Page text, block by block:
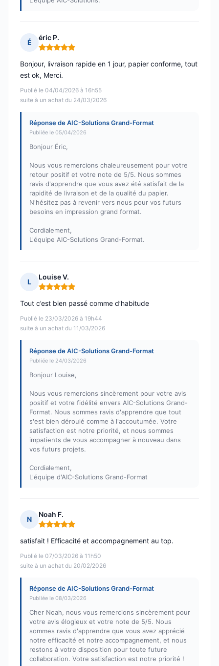
É
éric P.
Note : 5 sur 5
Publié le 04/04/2026 à 16h55
suite à un achat du 24/03/2026
Bonjour, livraison rapide en 1 jour, papier conforme, tout
est ok, Merci.
Réponse de AIC-Solutions Grand-Format
Publiée le 05/04/2026
Bonjour Éric,
Nous vous remercions chaleureusement pour votre
retour positif et votre note de 5/5. Nous sommes
ravis d'apprendre que vous avez été satisfait de la
rapidité de livraison et de la qualité du papier.
N'hésitez pas à revenir vers nous pour vos futurs
besoins en impression grand format.
Cordialement,
L'équipe AIC-Solutions Grand-Format.
L
Louise V.
Note : 5 sur 5
Publié le 23/03/2026 à 19h44
suite à un achat du 11/03/2026
Tout c’est bien passé comme d’habitude
Réponse de AIC-Solutions Grand-Format
Publiée le 24/03/2026
Bonjour Louise,
Nous vous remercions sincèrement pour votre avis
positif et votre fidélité envers AIC-Solutions Grand-
Format. Nous sommes ravis d'apprendre que tout
s'est bien déroulé comme à l'accoutumée. Votre
satisfaction est notre priorité, et nous sommes
impatients de vous accompagner à nouveau dans
vos futurs projets.
Cordialement,
L'équipe d'AIC-Solutions Grand-Format
N
Noah F.
Note : 5 sur 5
Publié le 07/03/2026 à 11h50
suite à un achat du 20/02/2026
satisfait ! Efficacité et accompagnement au top.
Réponse de AIC-Solutions Grand-Format
Publiée le 08/03/2026
Cher Noah, nous vous remercions sincèrement pour
votre avis élogieux et votre note de 5/5. Nous
sommes ravis d'apprendre que vous avez apprécié
notre efficacité et notre accompagnement, et nous
restons à votre disposition pour toute future
collaboration. Votre satisfaction est notre priorité !